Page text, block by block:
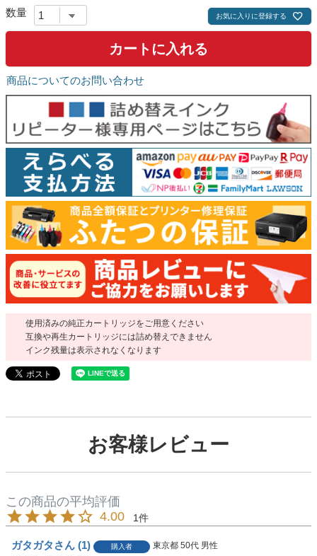
お気に入りに登録する
カートに入れる
商品についてのお問い合わせ
使用済みの純正カートリッジをご用意ください
互換や再生カートリッジには詰め替えできません
インク残量は表示されなくなります
お客様レビュー
4.00 1
ガタガタ 1 購入者 東京都 50代 男性